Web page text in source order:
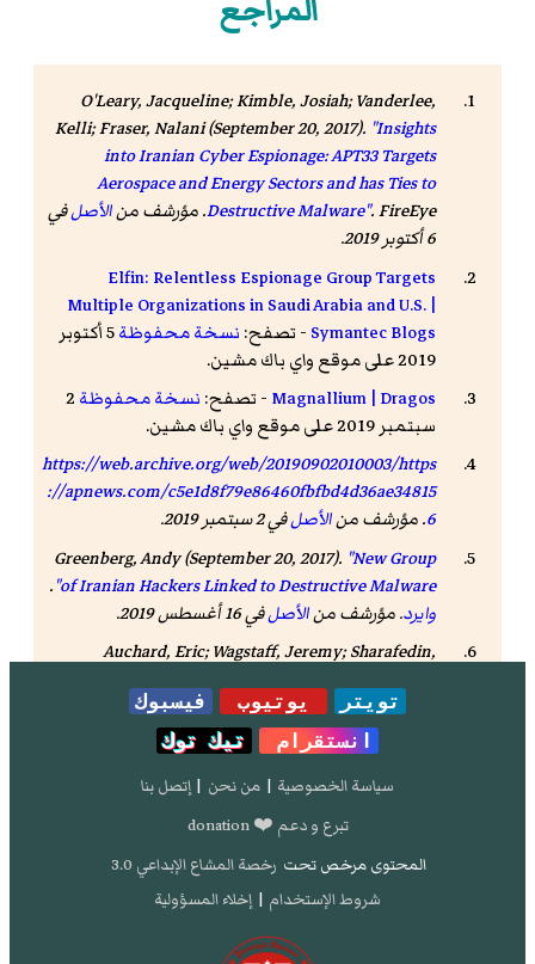
المراجع
O'Leary, Jacqueline; Kimble, Josiah; Vanderlee,
Kelli; Fraser, Nalani (September 20, 2017). "Insights
into Iranian Cyber Espionage: APT33 Targets
Aerospace and Energy Sectors and has Ties to
Destructive Malware".FireEye . مؤرشف منالأصلفي
6 أكتوبر 2019.
Elfin: Relentless Espionage Group Targets
Multiple Organizations in Saudi Arabia and U.S. |
Symantec Blogs - تصفح: نسخة محفوظة
5 أكتوبر
2019 على موقع واي باك مشين.
Magnallium | Dragos - تصفح: نسخة محفوظة 2
سبتمبر 2019 على موقع واي باك مشين.
https://web.archive.org/web/20190902010003/https
://apnews.com/c5e1d8f79e86460fbfbd4d36ae34815
6. مؤرشف منالأصلفي 2 سبتمبر 2019.
Greenberg, Andy (September 20, 2017). "New Group
of Iranian Hackers Linked to Destructive Malware"
.
وايرد. مؤرشف منالأصلفي 16 أغسطس 2019.
Auchard, Eric; Wagstaff, Jeremy; Sharafedin,
"Once 'kittens' in cyber spy world, Iran gaining
hacking prowess: security experts"
.رويترز
في 30 مارس 2019.
FireEye found some ties
between APT33 and the Nasr Institute - which other
experts have connected to the Iranian Cyber Army,
an offshoot of the Revolutionary Guards - but it has
yet to find any links to a specific government
agency, Hultquist said.
"Suspected Iranian Hackers Targeted
تويتر يوتيوب
فيسبوك
انستقرام
تيك توك
سياسة الخصوصية | من نحن | إتصل بنا
تبرع و دعم ❤️ donation
المحتوى مرخص تحت رخصة المشاع الإبداعي 3.0
شروط الإستخدام | إخلاء المسؤولية